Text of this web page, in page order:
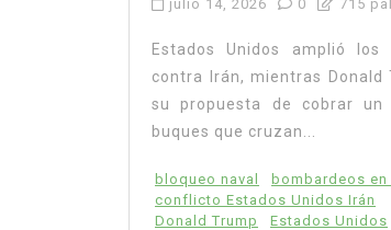
julio 14, 2026 0 715
Estados Unidos amplió los
contra Irán, mientras Donald
su propuesta de cobrar
buques que cruzan...
bloqueo naval
bombardeos en
conflicto Estados Unidos Irán
Donald Trump
Estados Unidos